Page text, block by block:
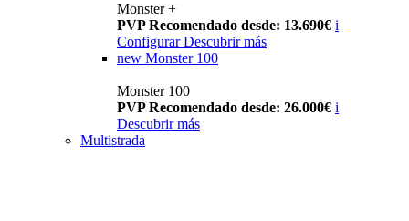
Monster +
PVP Recomendado desde: 13.690€ i
Configurar Descubrir más
new Monster 100
Monster 100
PVP Recomendado desde: 26.000€ i
Descubrir más
Multistrada